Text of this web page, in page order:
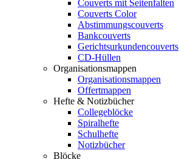
Couverts mit Seitenfalten
Couverts Color
Abstimmungscouverts
Bankcouverts
Gerichtsurkundencouverts
CD-Hüllen
Organisationsmappen
Organisationsmappen
Offertmappen
Hefte & Notizbücher
Collegeblöcke
Spiralhefte
Schulhefte
Notizbücher
Blöcke